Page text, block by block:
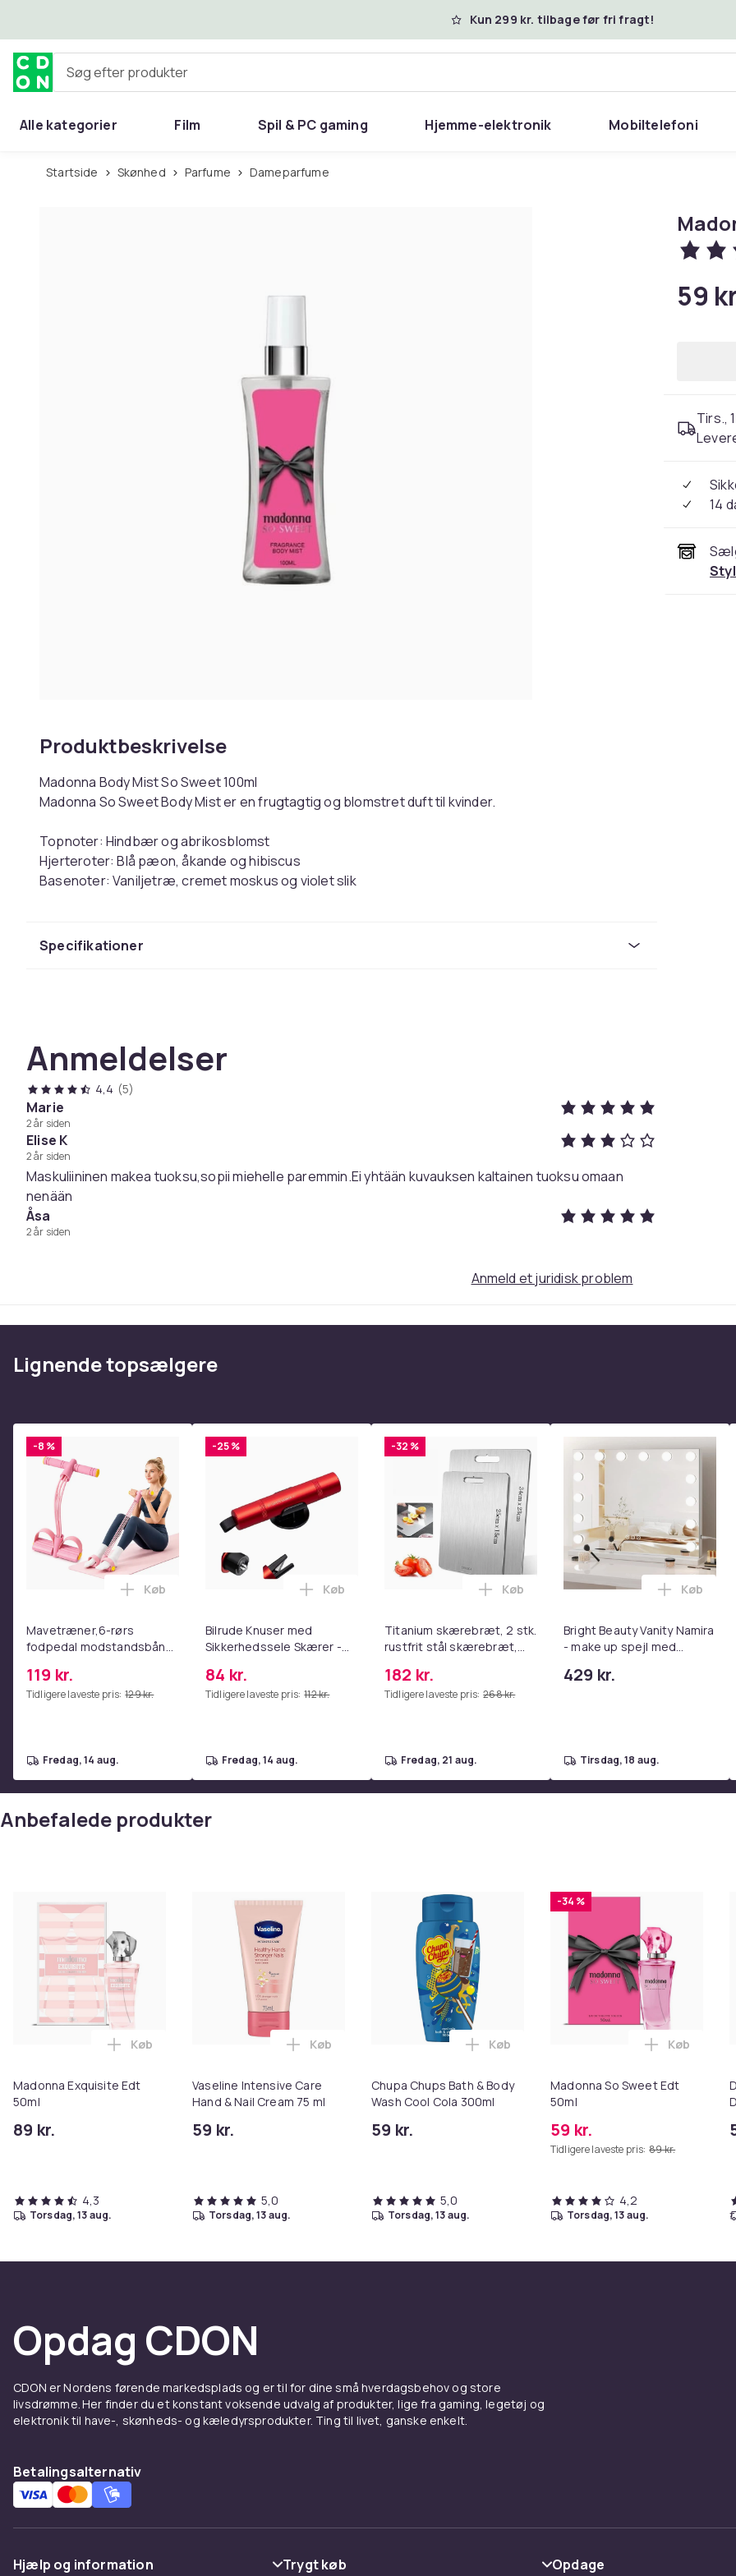
Kun 299 kr. tilbage før fri fragt!
Søg efter produkter
Alle kategorier Film Spil & PC gaming Hjemme-elektronik Mobiltelefoni
Hjem & have
Startside Skønhed Parfume Dameparfume
Produktbeskrivelse
Madonna Body Mist So Sweet 100ml
Madonna So Sweet Body Mist er en frugtagtig og blomstret duft til kvinder.
Topnoter: Hindbær og abrikosblomst
Hjerteroter: Blå pæon, åkande og hibiscus
Basenoter: Vaniljetræ, cremet moskus og violet slik
Vægt, gram
Varenr.
Specifikationer
Anmeldelser
4,4 (5)
Marie
2 år siden
Elise K
2 år siden
Maskuliininen makea tuoksu,sopii miehelle paremmin.Ei yhtään kuvauksen kaltainen tuoksu omaan
nenään
Åsa
2 år siden
59
Tirs.,
14
Anmeld et juridisk problem
Lignende topsælgere
-8 %
Mavetræner,6-rørs
fodpedal modstandsbånd
yoga og
hjemmetræningscenter
119 kr.
Tidligere laveste pris: 129 kr.
Læg Mavetræner,6-rørs fodpedal modstandsbånd - Mave- og coretræning, yoga og
Køb
fredag, 14 aug.
-25 %
Bilrude Knuser med
Sikkerhedssele Skærer -
Kompatibel med Alle
Bilmodeller Red
84 kr.
Tidligere laveste pris: 112 kr.
Læg Bilrude Knuser med Sikkerhedssele Skærer -
Køb
fredag, 14 aug.
-32 %
Titanium skærebræt, 2 stk.
rustfrit stål skærebræt,
skærebræt
182 kr.
Tidligere laveste pris: 268 kr.
Læg Titanium skærebræt, 2 stk.
Køb
fredag, 21 aug.
Bright Beauty Vanity Namira
- make up spejl med
- schminke spejl med lys -
429 kr.
Læg
Køb
tirsdag, 18 aug.
Anbefalede produkter
Madonna Exquisite Edt
50ml
89 kr.
Læg Madonna Exquisite Edt 50ml i kurven
Køb
4,3
torsdag, 13 aug.
Vaseline Intensive Care
Hand & Nail Cream 75 ml
59 kr.
Læg Vaseline Intensive Care Hand & Nail Cream 75 ml i kurven
Køb
5,0
torsdag, 13 aug.
Chupa Chups Bath & Body
Wash Cool Cola 300ml
59 kr.
Læg Chupa Chups Bath & Body Wash
Køb
5,0
torsdag, 13 aug.
-34 %
Madonna So Sweet Edt
50ml
59 kr.
Tidligere laveste pris: 89 kr.
Læg
Køb
4,2
torsdag, 13 aug.
Opdag CDON
CDON er Nordens førende markedsplads og er til for dine små hverdagsbehov og store
livsdrømme. Her finder du et konstant voksende udvalg af produkter, lige fra gaming, legetøj og
elektronik til have-, skønheds- og kæledyrsprodukter. Ting til livet, ganske enkelt.
Betalingsalternativ
Hjælp og information Trygt køb Opdage